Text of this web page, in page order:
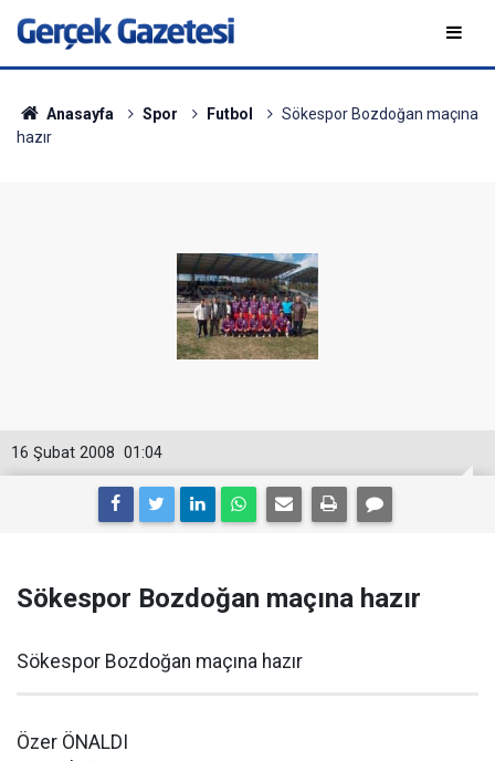
Anasayfa Spor Futbol
Sökespor Bozdoğan maçına
hazır
01:04
16 Şubat 2008
Sökespor Bozdoğan maçına hazır
Sökespor Bozdoğan maçına hazır
Özer ÖNALDI